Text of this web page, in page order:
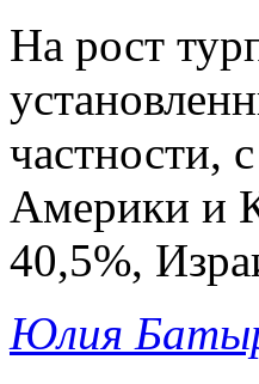
На рост
частности,
Америки и
40,5%,
Юлия